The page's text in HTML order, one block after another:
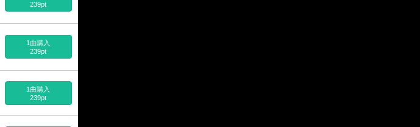
239pt
1曲購入
239pt
1曲購入
239pt